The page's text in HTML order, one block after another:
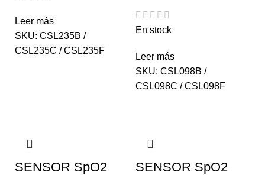
Leer más
SKU: CSL235B /
CSL235C / CSL235F
En stock
Leer más
SKU: CSL098B /
CSL098C / CSL098F
SENSOR SpO2
SENSOR SpO2